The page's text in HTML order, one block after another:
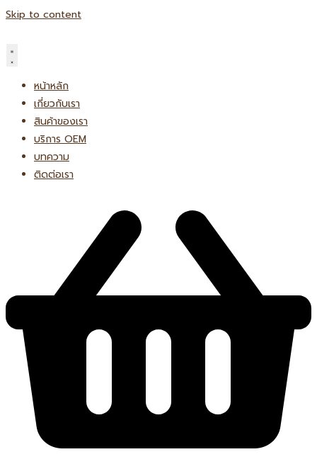
Skip to content
หน้าหลัก
เกี่ยวกับเรา
สินค้าของเรา
บริการ OEM
บทความ
ติดต่อเรา